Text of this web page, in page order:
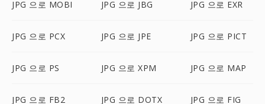
JPG 으로 MOBI JPG 으로 JBG JPG 으로 EXR
JPG 으로 PCX JPG 으로 JPE JPG 으로 PICT
JPG 으로 PS JPG 으로 XPM JPG 으로 MAP
JPG 으로 FB2 JPG 으로 DOTX JPG 으로 FIG